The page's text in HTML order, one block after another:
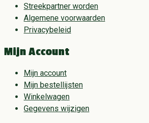
Streekpartner worden
Algemene voorwaarden
Privacybeleid
Mijn Account
Mijn account
Mijn bestellijsten
Winkelwagen
Gegevens wijzigen